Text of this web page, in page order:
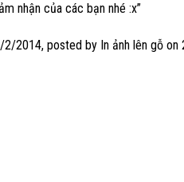
nhận của các bạn nhé :x”
2/2014, posted by In ảnh lên gỗon